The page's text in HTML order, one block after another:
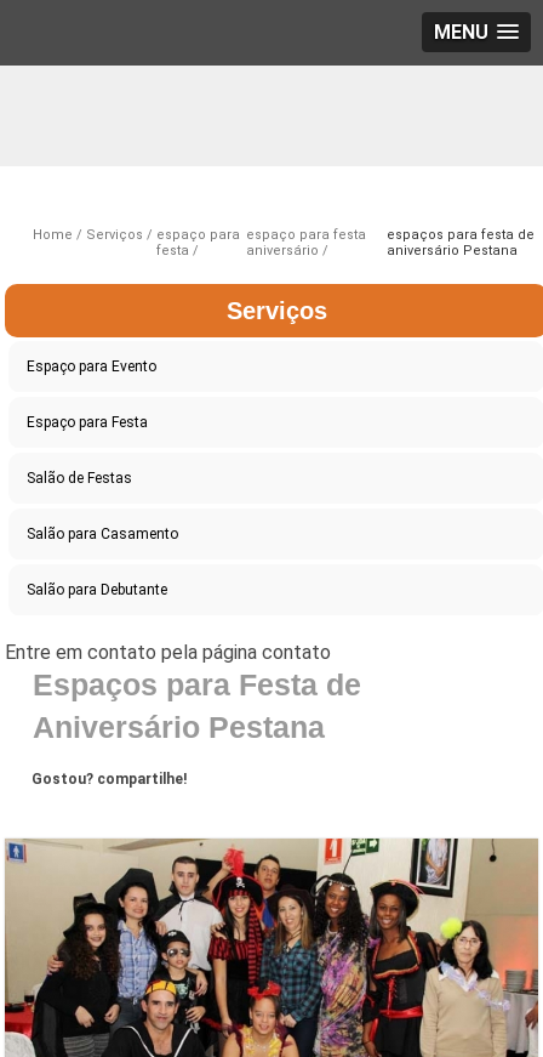
MENU
Home Serviços
espaço para
festa
espaço para festa
aniversário
espaços para festa de
aniversário Pestana
Serviços
Espaço para Evento
Espaço para Festa
Salão de Festas
Salão para Casamento
Salão para Debutante
Espaços para Festa de
Aniversário Pestana
Gostou? compartilhe!